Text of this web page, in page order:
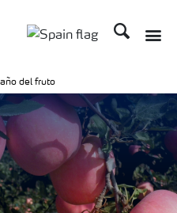
Buscar
del fruto